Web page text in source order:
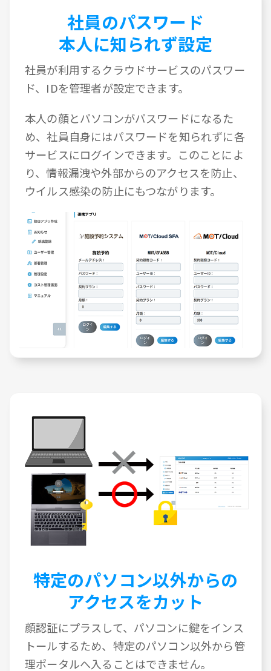
社員のパスワード
本人に知られず設定
社員が利用するクラウドサービスのパスワー
ド、IDを管理者が設定できます。
本人の顔とパソコンがパスワードになるた
め、社員自身にはパスワードを知られずに各
サービスにログインできます。このことによ
り、情報漏洩や外部からのアクセスを防止、
ウイルス感染の防止にもつながります。
特定のパソコン以外からの
アクセスをカット
顔認証にプラスして、パソコンに鍵をインス
トールするため、特定のパソコン以外から管
理ポータルへ入ることはできません。